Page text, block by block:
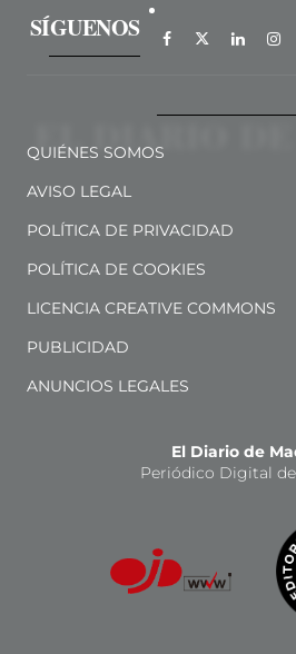
SÍGUENOS
QUIÉNES SOMOS
AVISO LEGAL
POLÍTICA DE PRIVACIDAD
POLÍTICA DE COOKIES
LICENCIA CREATIVE COMMONS
PUBLICIDAD
ANUNCIOS LEGALES
El Diario de
Periódico Digital